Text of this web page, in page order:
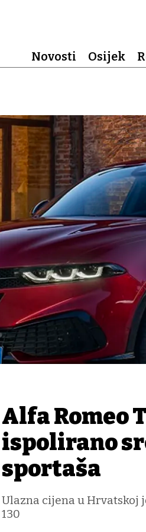
Novosti Osijek
Alfa Romeo
ispolirano
sportaša
Ulazna cijena u Hrvatskoj
130